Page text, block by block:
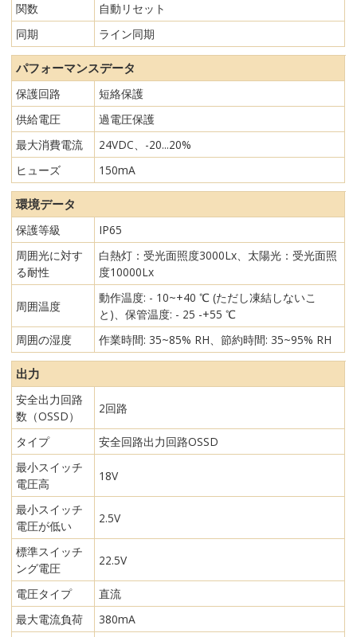
関数
自動リセット
同期
ライン同期
パフォーマンスデータ
保護回路
短絡保護
供給電圧
過電圧保護
最大消費電流
24VDC、-20...20%
ヒューズ
150mA
環境データ
保護等級
IP65
周囲光に対す
る耐性
白熱灯：受光面照度3000Lx、太陽光：受光面照
度10000Lx
周囲温度
動作温度: - 10~+40 ℃ (ただし凍結しないこ
と)、保管温度: - 25 -+55 ℃
周囲の湿度
作業時間: 35~85% RH、節約時間: 35~95% RH
出力
安全出力回路
数（OSSD）
2回路
タイプ
安全回路出力回路OSSD
最小スイッチ
電圧高
18V
最小スイッチ
電圧が低い
2.5V
標準スイッチ
ング電圧
22.5V
電圧タイプ
直流
最大電流負荷
380mA